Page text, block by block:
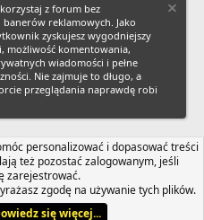
z forum bez
banerów reklamowych. Jako
zyskujesz wygodniejszy
możliwość komentowania,
wiadomości i pełne
Nie zajmuje to długo, a
przeglądania naprawdę robi
personalizować i dopasować treści
też pozostać zalogowanym, jeśli
zarejestrować.
zgodę na używanie tych plików.
się więcej...